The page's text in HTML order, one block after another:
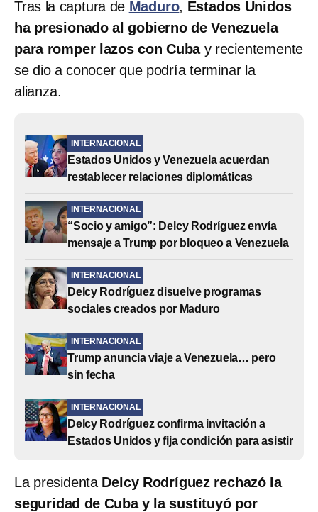
Tras la captura de Maduro, Estados Unidos
ha presionado al gobierno de Venezuela
para romper lazos con Cuba y recientemente
se dio a conocer que podría terminar la
alianza.
INTERNACIONAL
Estados Unidos y Venezuela acuerdan
restablecer relaciones diplomáticas
INTERNACIONAL
“Socio y amigo”: Delcy Rodríguez envía
mensaje a Trump por bloqueo a Venezuela
INTERNACIONAL
Delcy Rodríguez disuelve programas
sociales creados por Maduro
INTERNACIONAL
Trump anuncia viaje a Venezuela… pero
sin fecha
INTERNACIONAL
Delcy Rodríguez confirma invitación a
Estados Unidos y fija condición para asistir
La presidenta Delcy Rodríguez rechazó la
seguridad de Cuba y la sustituyó por